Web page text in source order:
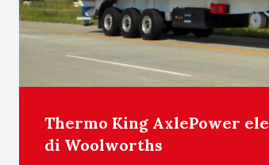
Thermo King AxlePower
di Woolworths